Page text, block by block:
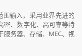
围输入，采用业界先进的
密、数字化、高可靠等特
服务器、存储、MEC、视